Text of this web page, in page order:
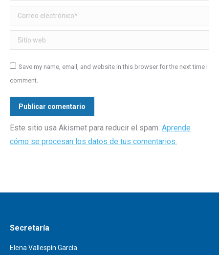
Correo electrónico *
Sitio web
Save my name, email, and website in this browser for the next time I
comment.
Publicar comentario
Este sitio usa Akismet para reducir el spam. Aprende
cómo se procesan los datos de tus comentarios.
Secretaría
Elena Vallespín García